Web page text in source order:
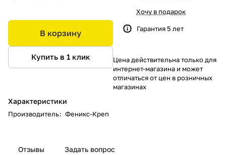
В корзину
Купить в 1 клик
Характеристики
Производитель: Феникс-Креп
Хочу в подарок
Гарантия 5 лет
Цена действительна только для
интернет-магазина и может
отличаться от цен в розничных
магазинах
Отзывы Задать вопрос